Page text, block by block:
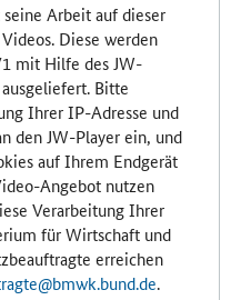
Arbeit auf dieser
Diese werden
mit Hilfe des JW-
Bitte
Ihrer IP-Adresse und
den JW-Player ein, und
auf Ihrem Endgerät
Angebot nutzen
Verarbeitung Ihrer
für Wirtschaft und
erreichen
.